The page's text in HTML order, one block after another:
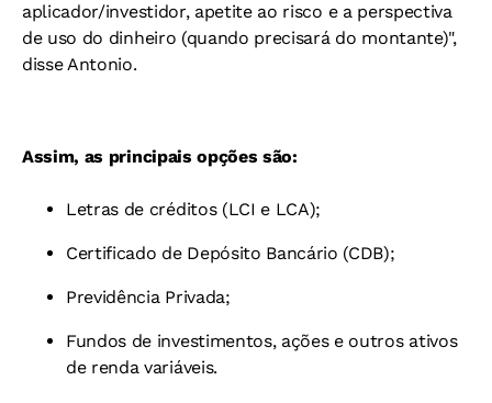
aplicador/investidor, apetite ao risco e a perspectiva
de uso do dinheiro (quando precisará do montante)",
disse Antonio.
Assim, as principais opções são:
Letras de créditos (LCI e LCA);
Certificado de Depósito Bancário (CDB);
Previdência Privada;
Fundos de investimentos, ações e outros ativos
de renda variáveis.